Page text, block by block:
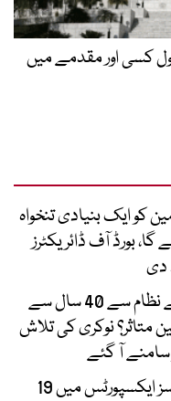
کسی اور مقدمے میں
کو ایک بنیادی تنخواہ
بورڈ آف ڈائریکٹرز
دی
اے آئی بھرتی کے نظام سے 40 سال سے
متاثر؟ نوکری کی تلاش
آ گئے
پاکستان کی سروسز ایکسپورٹس میں 19